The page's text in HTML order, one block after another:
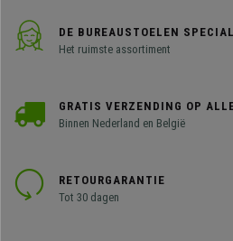
DE BUREAUSTOELEN
Het ruimste assortiment
GRATIS VERZENDING OP
Binnen Nederland en België
RETOURGARANTIE
Tot 30 dagen